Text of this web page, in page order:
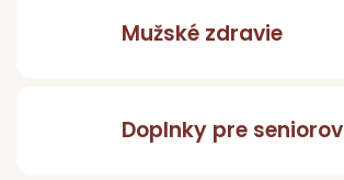
Mužské zdravie
Doplnky pre seniorov